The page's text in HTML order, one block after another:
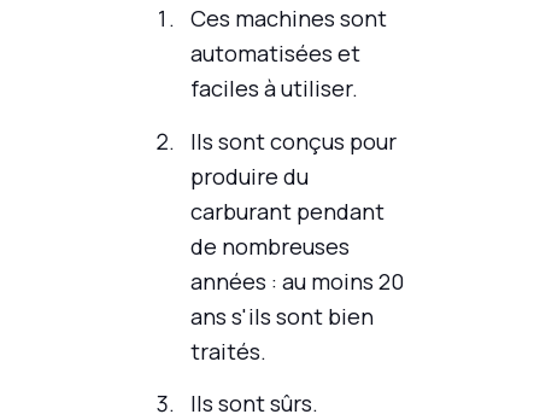
Ces machines sont
automatisées et
faciles à utiliser.
Ils sont conçus pour
produire du
carburant pendant
de nombreuses
années : au moins 20
ans s'ils sont bien
traités.
Ils sont sûrs.